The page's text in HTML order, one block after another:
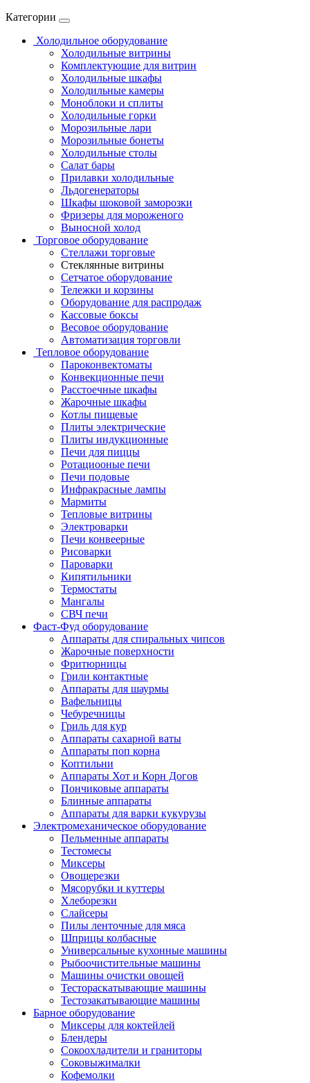
Категории
Холодильное оборудование
Холодильные витрины
Комплектующие для витрин
Холодильные шкафы
Холодильные камеры
Моноблоки и сплиты
Холодильные горки
Морозильные лари
Морозильные бонеты
Холодильные столы
Салат бары
Прилавки холодильные
Льдогенераторы
Шкафы шоковой заморозки
Фризеры для мороженого
Выносной холод
Торговое оборудование
Стеллажи торговые
Стеклянные витрины
Сетчатое оборудование
Тележки и корзины
Оборудование для распродаж
Кассовые боксы
Весовое оборудование
Автоматизация торговли
Тепловое оборудование
Пароконвектоматы
Конвекционные печи
Расстоечные шкафы
Жарочные шкафы
Котлы пищевые
Плиты электрические
Плиты индукционные
Печи для пиццы
Ротациооные печи
Печи подовые
Инфракрасные лампы
Мармиты
Тепловые витрины
Электроварки
Печи конвеерные
Рисоварки
Пароварки
Кипятильники
Термостаты
Мангалы
СВЧ печи
Фаст-Фуд оборудование
Аппараты для спиральных чипсов
Жарочные поверхности
Фритюрницы
Грили контактные
Аппараты для шаурмы
Вафельницы
Чебуречницы
Гриль для кур
Аппараты сахарной ваты
Аппараты поп корна
Коптильни
Аппараты Хот и Корн Догов
Пончиковые аппараты
Блинные аппараты
Аппараты для варки кукурузы
Электромеханическое оборудование
Пельменные аппараты
Тестомесы
Миксеры
Овощерезки
Мясорубки и куттеры
Хлеборезки
Слайсеры
Пилы ленточные для мяса
Шприцы колбасные
Универсальные кухонные машины
Рыбоочистительные машины
Машины очистки овощей
Тестораскатывающие машины
Тестозакатывающие машины
Барное оборудование
Миксеры для коктейлей
Блендеры
Сокоохладители и граниторы
Соковыжималки
Кофемолки